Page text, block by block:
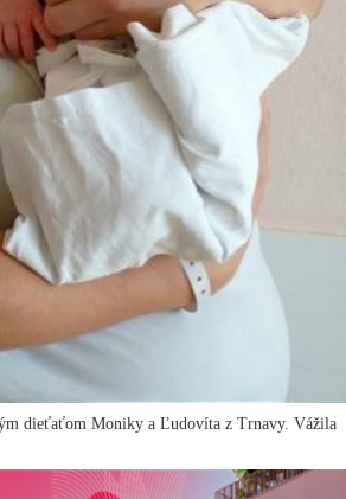
dieťaťom Moniky a Ľudovíta z Trnavy. Vážila